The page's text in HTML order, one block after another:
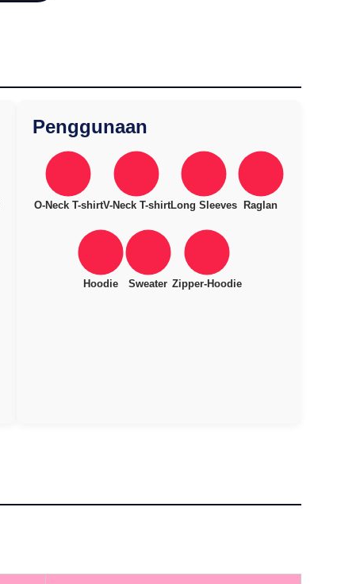
Penggunaan
O-Neck T-shirtV-Neck T-shirtLong Sleeves Raglan
Hoodie Sweater Zipper-Hoodie